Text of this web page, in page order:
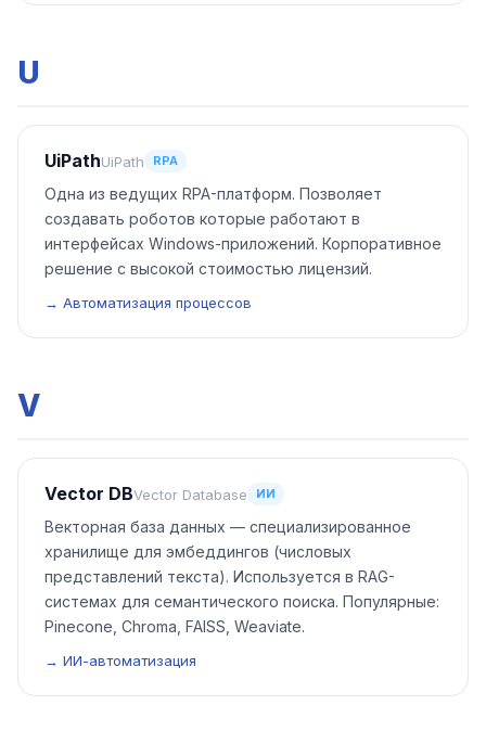
U
UiPathUiPath RPA
Одна из ведущих RPA-платформ. Позволяет
создавать роботов которые работают в
интерфейсах Windows-приложений. Корпоративное
решение с высокой стоимостью лицензий.
→ Автоматизация процессов
V
Vector DBVector Database ИИ
Векторная база данных — специализированное
хранилище для эмбеддингов (числовых
представлений текста). Используется в RAG-
системах для семантического поиска. Популярные:
Pinecone, Chroma, FAISS, Weaviate.
→ ИИ-автоматизация